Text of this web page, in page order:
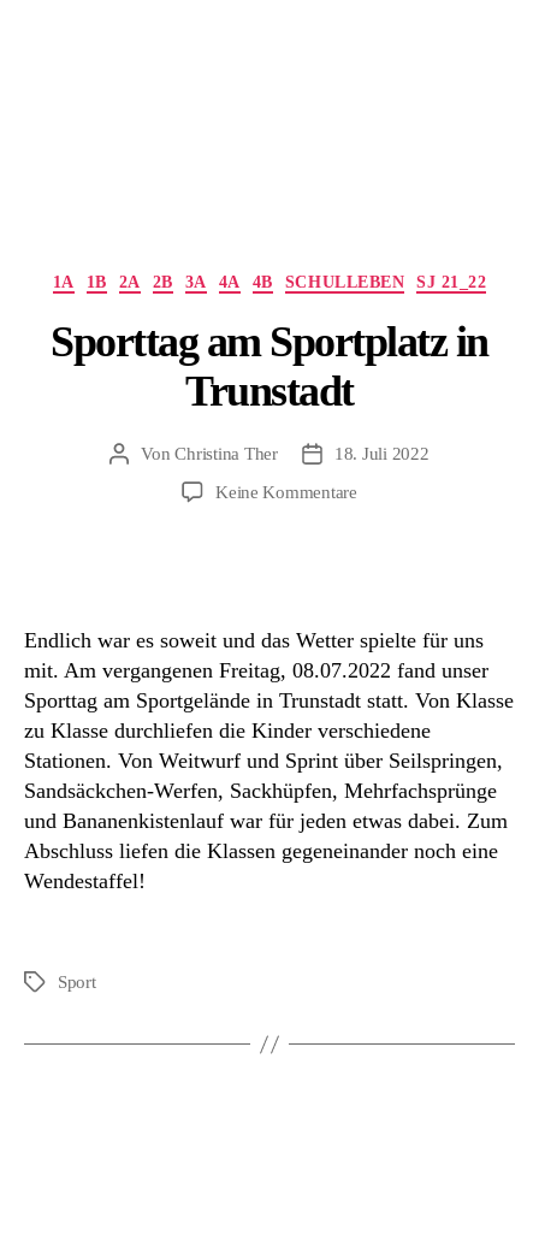
Kategorien
1A 1B 2A 2B 3A 4A 4B SCHULLEBEN SJ 21_22
Sporttag am Sportplatz in
Trunstadt
Beitragsautor
VonChristina Ther Beitragsdatum
18. Juli 2022
Keine Kommentarezu
Endlich war es soweit und das Wetter spielte für uns
mit. Am vergangenen Freitag, 08.07.2022 fand unser
Sporttag am Sportgelände in Trunstadt statt. Von Klasse
zu Klasse durchliefen die Kinder verschiedene
Stationen. Von Weitwurf und Sprint über Seilspringen,
Sandsäckchen-Werfen, Sackhüpfen, Mehrfachsprünge
und Bananenkistenlauf war für jeden etwas dabei. Zum
Abschluss liefen die Klassen gegeneinander noch eine
Wendestaffel!
Schlagwörter
Sport